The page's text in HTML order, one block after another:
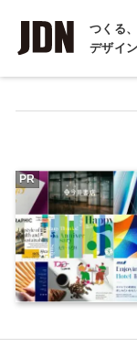
つくる
デザイ
インタビュー
コラム
PR